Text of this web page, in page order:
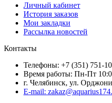
Личный кабинет
История заказов
Мои закладки
Рассылка новостей
Контакты
Телефоны: +7 (351) 751-
Время работы: Пн-Пт
г. Челябинск, ул.
E-mail: